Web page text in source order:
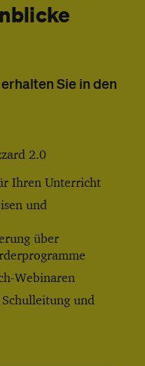
Sie in den
2.0
Ihren Unterricht
und
über
Webinaren
und